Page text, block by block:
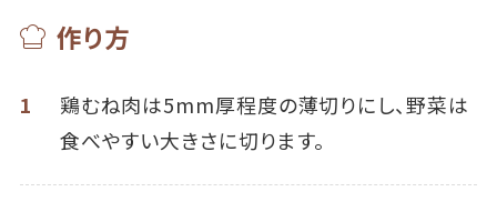
作り方
1
鶏むね肉は5mm厚程度の薄切りにし、野菜は
食べやすい大きさに切ります。